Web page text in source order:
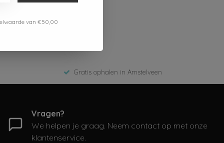
Gratis ophalen in Amstelveen
Vragen?
We helpen je graag. Neem contact op met onze
klantenservice.
van €50,00